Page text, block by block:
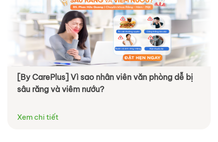
[By CarePlus] Vì sao nhân viên văn phòng dễ bị
sâu răng và viêm nướu?
Xem chi tiết